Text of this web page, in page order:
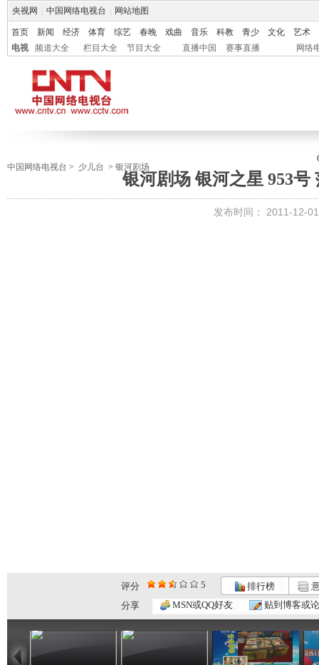
央视网 中国网络电视台 网站地图
首页 新闻 经济 体育 综艺 春晚 戏曲 音乐 科教 青少 文化
艺术
电视
频道大全 栏目大全 节目大全 直播中国 赛事直播 网络
中国网络电视台 > 少儿台 > 银河剧场
银河剧场 银河之星 953号
发布时间： 2011-12-
评分 5 排行榜
分享
MSN或QQ好友 贴到博客或
06:17
银河剧场 ...
04:37
银河剧场 ...
06:26